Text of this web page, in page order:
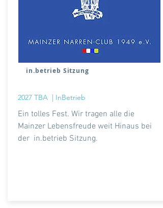
in.betrieb Sitzung
2027 TBA | InBetrieb
Ein tolles Fest. Wir tragen alle die
Mainzer Lebensfreude weit Hinaus bei
der in.betrieb Sitzung.